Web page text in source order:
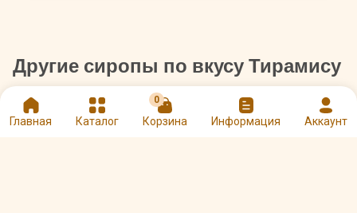
Главная Каталог
0
Корзина Информация Аккаунт
Другие сиропы по вкусу Тирамису